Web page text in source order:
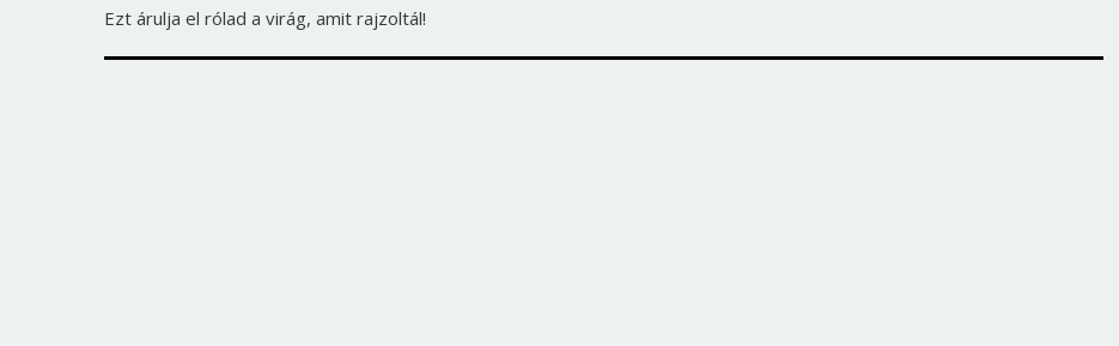
Ezt árulja el rólad a virág, amit rajzoltál!